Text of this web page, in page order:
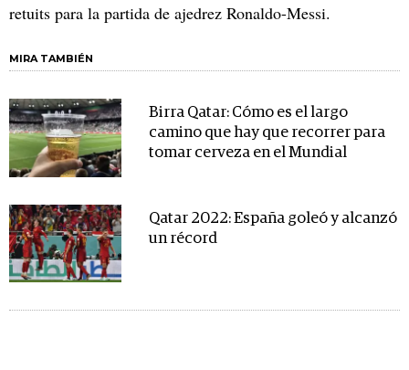
retuits para la partida de ajedrez Ronaldo-Messi.
MIRA TAMBIÉN
Birra Qatar: Cómo es el largo
camino que hay que recorrer para
tomar cerveza en el Mundial
Qatar 2022: España goleó y alcanzó
un récord